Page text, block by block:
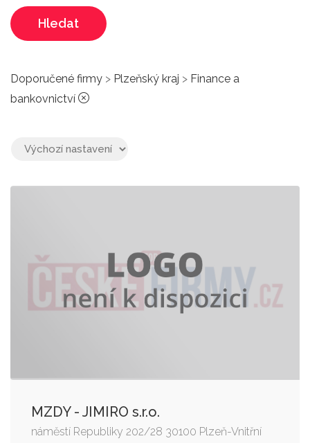
Hledat
Doporučené firmy > Plzeňský kraj > Finance a
bankovnictví
MZDY - JIMIRO s.r.o.
náměstí Republiky 202/28 30100 Plzeň-Vnitřní